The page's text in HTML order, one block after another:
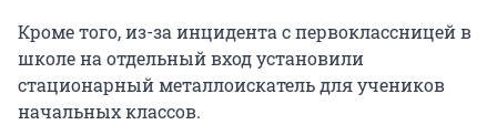
Кроме того, из-за инцидента с первоклассницей в
школе на отдельный вход установили
стационарный металлоискатель для учеников
начальных классов.